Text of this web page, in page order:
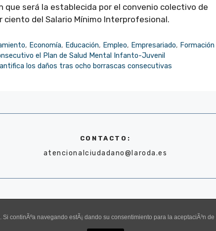
será la establecida por el convenio colectivo de
ciento del Salario Mínimo Interprofesional.
, Economía, Educación, Empleo, Empresariado, Formación
el Plan de Salud Mental Infanto-Juvenil
los daños tras ocho borrascas consecutivas
CONTACTO:
atencionalciudadano@laroda.es
continÃºa navegando estÃ¡ dando su consentimiento para la aceptaciÃ³n